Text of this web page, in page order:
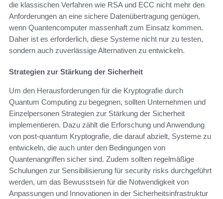
die klassischen Verfahren wie RSA und ECC nicht mehr den
Anforderungen an eine sichere Datenübertragung genügen,
wenn Quantencomputer massenhaft zum Einsatz kommen.
Daher ist es erforderlich, diese Systeme nicht nur zu testen,
sondern auch zuverlässige Alternativen zu entwickeln.
Strategien zur Stärkung der Sicherheit
Um den Herausforderungen für die Kryptografie durch
Quantum Computing zu begegnen, sollten Unternehmen und
Einzelpersonen Strategien zur Stärkung der Sicherheit
implementieren. Dazu zählt die Erforschung und Anwendung
von post-quantum Kryptografie, die darauf abzielt, Systeme zu
entwickeln, die auch unter den Bedingungen von
Quantenangriffen sicher sind. Zudem sollten regelmäßige
Schulungen zur Sensibilisierung für security risks durchgeführt
werden, um das Bewusstsein für die Notwendigkeit von
Anpassungen und Innovationen in der Sicherheitsinfrastruktur